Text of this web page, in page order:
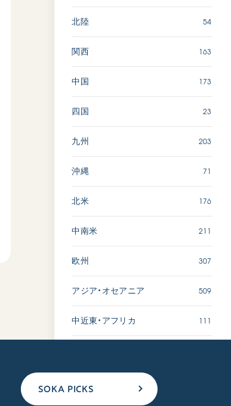
北陸 54
関西 163
中国 173
四国 23
九州 203
沖縄 71
北米 176
中南米 211
欧州 307
アジア・オセアニア 509
中近東・アフリカ 111
SOKA PICKS